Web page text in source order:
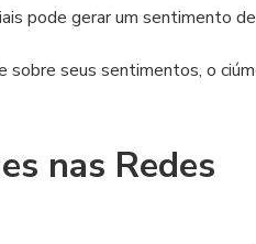
pode gerar um sentimento de
sobre seus sentimentos, o
nas Redes